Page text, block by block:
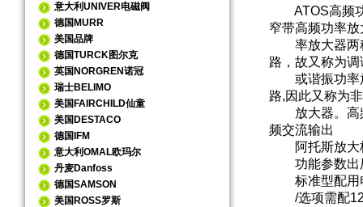
意大利UNIVER电磁阀
德国MURR
美国品牌
德国TURCK图尔克
英国NORGREN诺冠
瑞士BELIMO
美国FAIRCHILD仙童
美国DESTACO
德国IFM
意大利OMAL欧玛尔
丹麦Danfoss
德国SAMSON
美国ROSS罗斯
ATOS高频功
窄带高频功率
率放大器两种
路，故又称为
或谐振功率放
路,因此又称为
放大器。高频
频交流输出
阿托斯放大
功能参数出
标准型配用电
/选项需配12